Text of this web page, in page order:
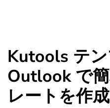
Kutools テ
Outlook で
レートを作